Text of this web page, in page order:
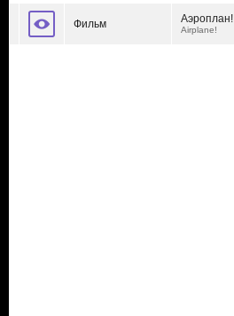
Фильм Аэроплан!
Airplane!